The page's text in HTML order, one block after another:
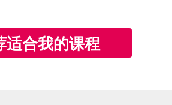
适合我的课程